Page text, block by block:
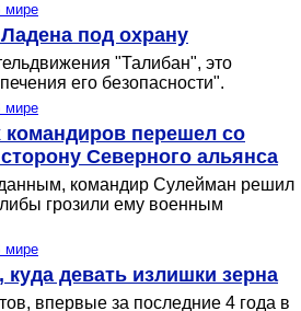
мире
под охрану
"Талибан", это
его безопасности".
мире
командиров перешел со
Северного альянса
командир Сулейман решил
грозили ему военным
мире
девать излишки зерна
впервые за последние 4 года в